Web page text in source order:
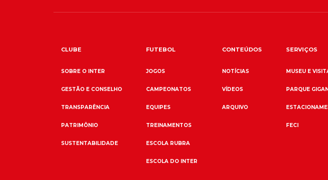
CLUBE
SOBRE O INTER
GESTÃO E CONSELHO
TRANSPARÊNCIA
PATRIMÔNIO
SUSTENTABILIDADE
FUTEBOL
JOGOS
CAMPEONATOS
EQUIPES
TREINAMENTOS
ESCOLA RUBRA
ESCOLA DO INTER
CONTEÚDOS
NOTÍCIAS
VÍDEOS
ARQUIVO
SERVIÇOS
MUSEU E
PARQUE
FECI